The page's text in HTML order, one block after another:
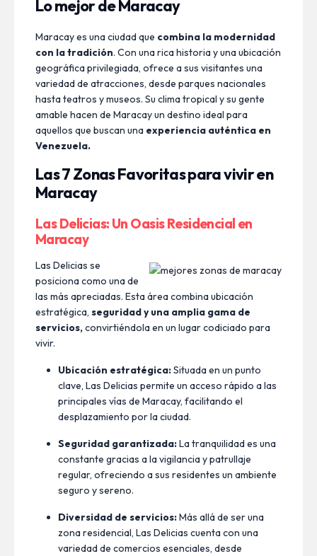
Lo mejor de Maracay
Maracay es una ciudad que combina la modernidad
con la tradición. Con una rica historia y una ubicación
geográfica privilegiada, ofrece a sus visitantes una
variedad de atracciones, desde parques nacionales
hasta teatros y museos. Su clima tropical y su gente
amable hacen de Maracay un destino ideal para
aquellos que buscan una experiencia auténtica en
Venezuela.
Las 7 Zonas Favoritas para vivir en
Maracay
Las Delicias: Un Oasis Residencial en
Maracay
Las Delicias se
posiciona como una de
las más apreciadas. Esta área combina ubicación
estratégica, seguridad y una amplia gama de
servicios,convirtiéndola en un lugar codiciado para
vivir.
Ubicación estratégica:Situada en un punto
clave, Las Delicias permite un acceso rápido a las
principales vías de Maracay, facilitando el
desplazamiento por la ciudad.
Seguridad garantizada:La tranquilidad es una
constante gracias a la vigilancia y patrullaje
regular, ofreciendo a sus residentes un ambiente
seguro y sereno.
Diversidad de servicios:Más allá de ser una
zona residencial, Las Delicias cuenta con una
variedad de comercios esenciales, desde